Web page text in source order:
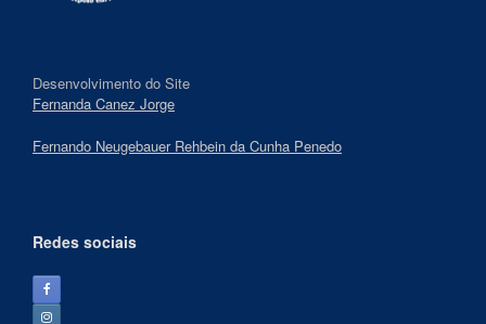
Desenvolvimento do Site
Fernanda Canez Jorge
Fernando Neugebauer Rehbein da Cunha Penedo
Redes sociais